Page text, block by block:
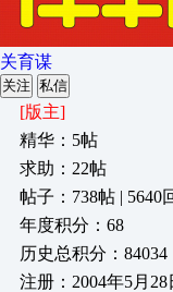
关育谋
关注 私信
[版主]
精华：5帖
求助：22帖
帖子：738帖 | 5640
年度积分：68
历史总积分：84034
注册：2004年5月28